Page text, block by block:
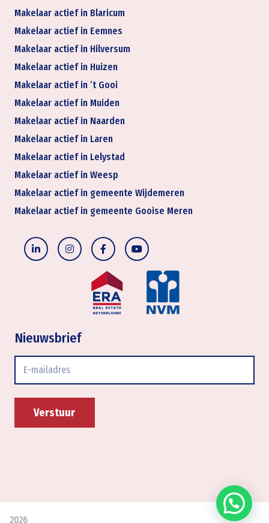
Makelaar actief in Blaricum
Makelaar actief in Eemnes
Makelaar actief in Hilversum
Makelaar actief in Huizen
Makelaar actief in ’t Gooi
Makelaar actief in Muiden
Makelaar actief in Naarden
Makelaar actief in Laren
Makelaar actief in Lelystad
Makelaar actief in Weesp
Makelaar actief in gemeente Wijdemeren
Makelaar actief in gemeente Gooise Meren
Nieuwsbrief
Verstuur
2026